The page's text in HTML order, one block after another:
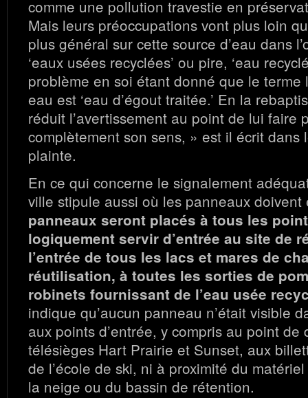
comme une pollution travestie en
Mais leurs préoccupations vont plus loin
plus général sur cette source d’eau dans
‘eaux usées recyclées’ ou pire, ‘eau
problème en soi étant donné que le terme
eau est ‘eau d’égout traitée.’ En la
réduit l’avertissement au point de lui faire
complètement son sens, » est il écrit dans
plainte.
En ce qui concerne le signalement
ville stipule aussi où les panneaux
panneaux seront placés à tous les
logiquement servir d’entrée au site de
l’entrée de tous les lacs et mares de
réutilisation, à toutes les sorties de
robinets fournissant de l’eau usée
indique qu’aucun panneau n’était visible
aux points d’entrée, y compris au point de
télésièges Hart Prairie et Sunset, aux
de l’école de ski, ni à proximité du
la neige ou du bassin de rétention.